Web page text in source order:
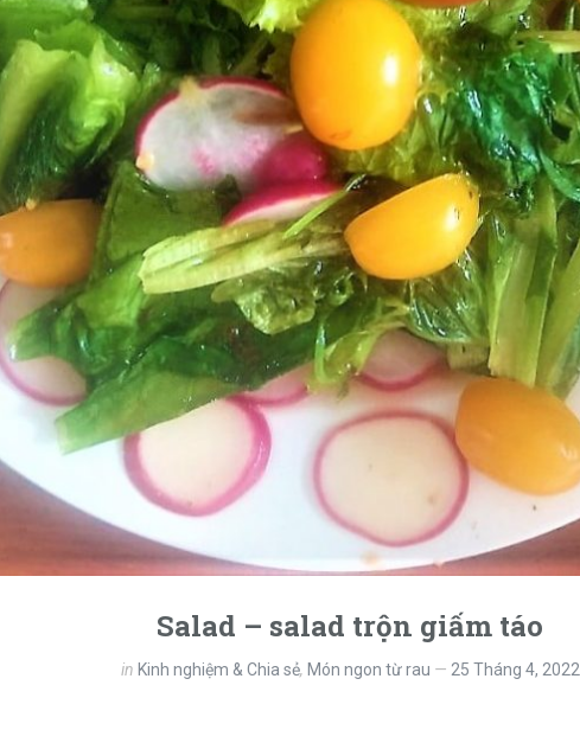
Salad – salad trộn giấm táo
in Kinh nghiệm & Chia sẻ, Món ngon từ rau 25 Tháng 4, 2022